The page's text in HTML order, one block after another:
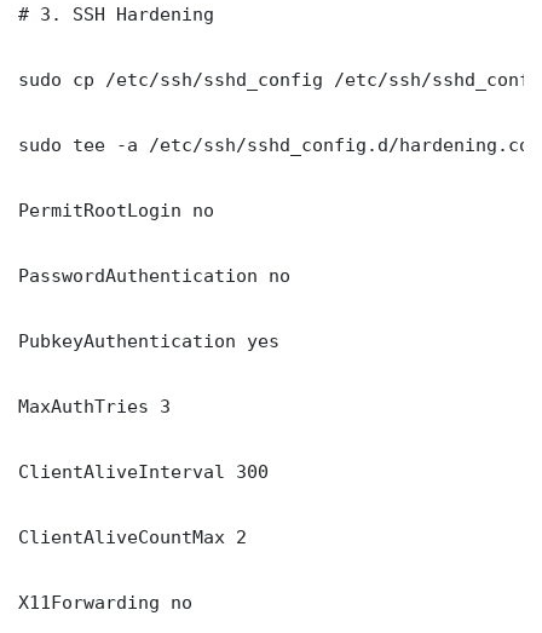
# 3. SSH Hardening
sudo cp /etc/ssh/sshd_config /etc/ssh/
sudo tee -a /etc/ssh/sshd_config.d/
PermitRootLogin no
PasswordAuthentication no
PubkeyAuthentication yes
MaxAuthTries 3
ClientAliveInterval 300
ClientAliveCountMax 2
X11Forwarding no